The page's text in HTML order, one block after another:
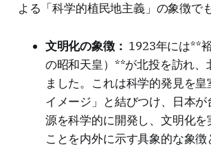
よる「科学的植民地主義」の象徴で
文明化の象徴： 1923年には**
の昭和天皇）**が北投を訪れ、
ました。これは科学的発見を
イメージ」と結びつけ、日本
源を科学的に開発し、文明化を
ことを内外に示す具象的な象徴